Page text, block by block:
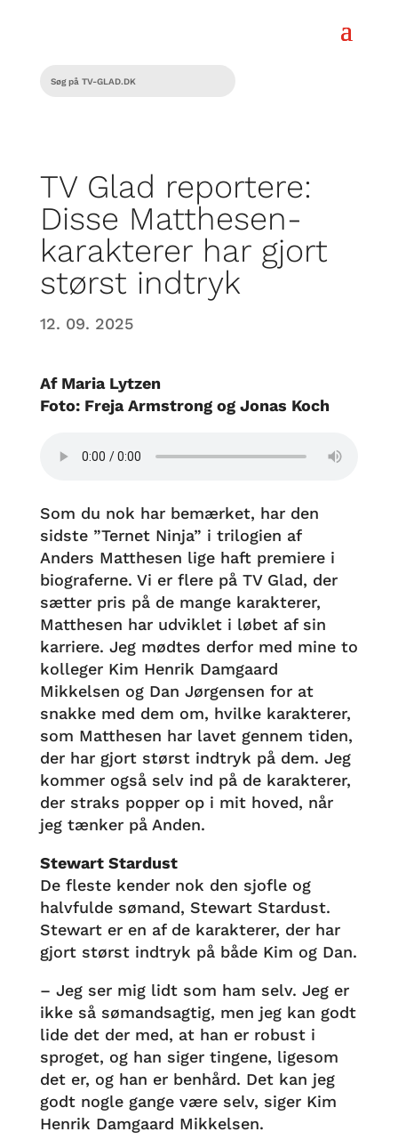
TV Glad reportere:
Disse Matthesen-
karakterer har gjort
størst indtryk
12. 09. 2025
Af Maria Lytzen
Foto: Freja Armstrong og Jonas Koch
Som du nok har bemærket, har den
sidste ”Ternet Ninja” i trilogien af
Anders Matthesen lige haft premiere i
biograferne. Vi er flere på TV Glad, der
sætter pris på de mange karakterer,
Matthesen har udviklet i løbet af sin
karriere. Jeg mødtes derfor med mine to
kolleger Kim Henrik Damgaard
Mikkelsen og Dan Jørgensen for at
snakke med dem om, hvilke karakterer,
som Matthesen har lavet gennem tiden,
der har gjort størst indtryk på dem. Jeg
kommer også selv ind på de karakterer,
der straks popper op i mit hoved, når
jeg tænker på Anden.
Stewart Stardust
De fleste kender nok den sjofle og
halvfulde sømand, Stewart Stardust.
Stewart er en af de karakterer, der har
gjort størst indtryk på både Kim og Dan.
– Jeg ser mig lidt som ham selv. Jeg er
ikke så sømandsagtig, men jeg kan godt
lide det der med, at han er robust i
sproget, og han siger tingene, ligesom
det er, og han er benhård. Det kan jeg
godt nogle gange være selv, siger Kim
Henrik Damgaard Mikkelsen.